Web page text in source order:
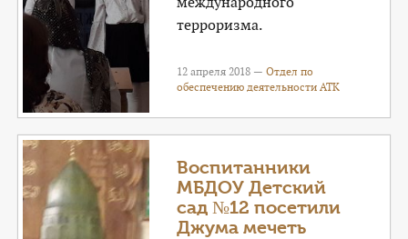
терроризма.
12 апреля 2018 —Отдел по
обеспечению деятельности АТК
Воспитанники
МБДОУ Детский
сад №12 посетили
Джума мечеть